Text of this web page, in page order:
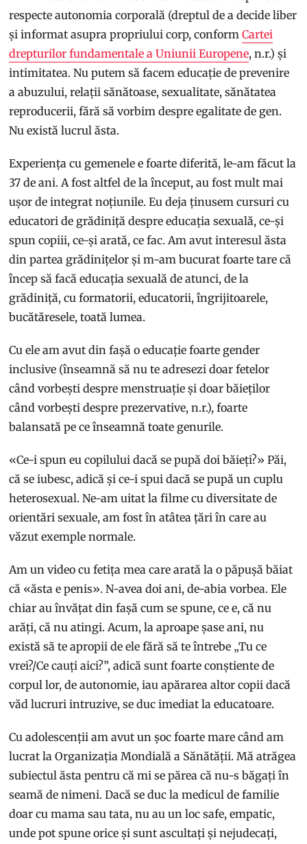
respecte autonomia corporală (dreptul de a decide liber
și informat asupra propriului corp, conformCartei
drepturilor fundamentale a Uniunii Europene, n.r.) și
intimitatea. Nu putem să facem educație de prevenire
a abuzului, relații sănătoase, sexualitate, sănătatea
reproducerii, fără să vorbim despre egalitate de gen.
Nu există lucrul ăsta.
Experiența cu gemenele e foarte diferită, le-am făcut la
37 de ani. A fost altfel de la început, au fost mult mai
ușor de integrat noțiunile. Eu deja ținusem cursuri cu
educatori de grădiniță despre educația sexuală, ce-și
spun copiii, ce-și arată, ce fac. Am avut interesul ăsta
din partea grădinițelor și m-am bucurat foarte tare că
încep să facă educația sexuală de atunci, de la
grădiniță, cu formatorii, educatorii, îngrijitoarele,
bucătăresele, toată lumea.
Cu ele am avut din fașă o educație foarte gender
inclusive (înseamnă să nu te adresezi doar fetelor
când vorbești despre menstruație și doar băieților
când vorbești despre prezervative, n.r.), foarte
balansată pe ce înseamnă toate genurile.
«Ce-i spun eu copilului dacă se pupă doi băieți?» Păi,
că se iubesc, adică și ce-i spui dacă se pupă un cuplu
heterosexual. Ne-am uitat la filme cu diversitate de
orientări sexuale, am fost în atâtea țări în care au
văzut exemple normale.
Am un video cu fetița mea care arată la o păpușă băiat
că «ăsta e penis». N-avea doi ani, de-abia vorbea. Ele
chiar au învățat din fașă cum se spune, ce e, că nu
arăți, că nu atingi. Acum, la aproape șase ani, nu
există să te apropii de ele fără să te întrebe „Tu ce
vrei?/Ce cauți aici?”, adică sunt foarte conștiente de
corpul lor, de autonomie, iau apărarea altor copii dacă
văd lucruri intruzive, se duc imediat la educatoare.
Cu adolescenții am avut un șoc foarte mare când am
lucrat la Organizația Mondială a Sănătății. Mă atrăgea
subiectul ăsta pentru că mi se părea că nu-s băgați în
seamă de nimeni. Dacă se duc la medicul de familie
doar cu mama sau tata, nu au un loc safe, empatic,
unde pot spune orice și sunt ascultați și nejudecați,